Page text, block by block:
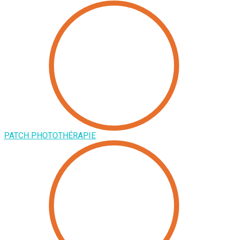
PATCH PHOTOTHÉRAPIE